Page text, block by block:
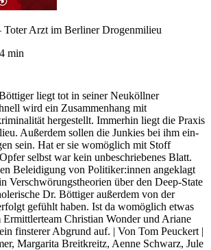
Toter Arzt im Berliner Drogenmilieu
min
liegt tot in seiner Neuköllner
wird ein Zusammenhang mit
hergestellt. Immerhin liegt die Praxis
Außerdem sollen die Junkies bei ihm ein-
sein. Hat er sie womöglich mit Stoff
selbst war kein unbeschriebenes Blatt.
Beleidigung von Politiker:innen angeklagt
Verschwörungstheorien über den Deep-State
Dr. Böttiger außerdem von der
gefühlt haben. Ist da womöglich etwas
Ermittlerteam Christian Wonder und Ariane
finsterer Abgrund auf. | Von Tom Peuckert |
Margarita Breitkreitz, Aenne Schwarz, Jule